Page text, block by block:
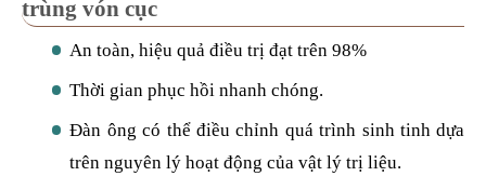
trùng vón cục
An toàn, hiệu quả điều trị đạt trên 98%
Thời gian phục hồi nhanh chóng.
Đàn ông có thể điều chỉnh quá trình sinh tinh dựa
trên nguyên lý hoạt động của vật lý trị liệu.